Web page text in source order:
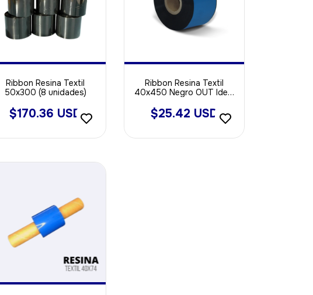
Ribbon Resina Textil
50x300 (8 unidades)
$170.36 USD
Ribbon Resina Textil
40x450 Negro OUT Ideal
$25.42 USD